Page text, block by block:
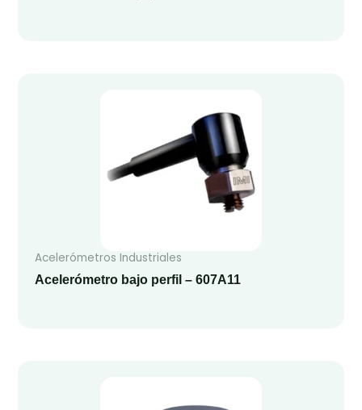
Acelerómetros Industriales
Acelerómetro bajo perfil – 607A11